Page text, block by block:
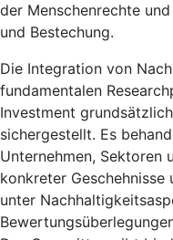
der Menschenrechte
und Bestechung.
Die Integration von
fundamentalen
Investment
sichergestellt. Es
Unternehmen, Sektoren
konkreter
unter